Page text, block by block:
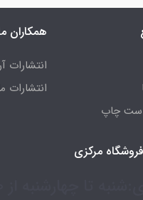
چاپ
همکاران
انتشارات
انتشارات
مرکزی